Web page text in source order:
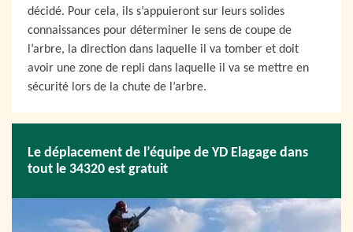
décidé. Pour cela, ils s’appuieront sur leurs solides
connaissances pour déterminer le sens de coupe de
l’arbre, la direction dans laquelle il va tomber et doit
avoir une zone de repli dans laquelle il va se mettre en
sécurité lors de la chute de l’arbre.
Le déplacement de l’équipe de YD Elagage dans
tout le 34320 est gratuit